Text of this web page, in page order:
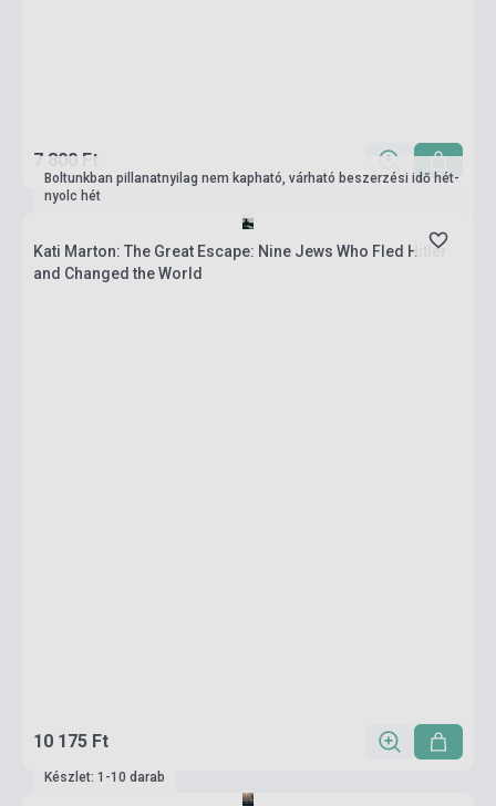
7 800 Ft
Boltunkban pillanatnyilag nem kapható, várható beszerzési idő hét-
nyolc hét
Kati Marton: The Great Escape: Nine Jews Who Fled Hitler
and Changed the World
10 175 Ft
Készlet: 1-10 darab